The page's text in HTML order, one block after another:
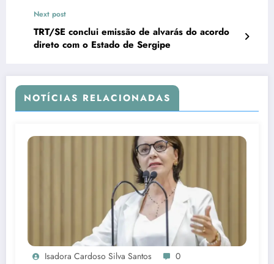
Next post
TRT/SE conclui emissão de alvarás do acordo
direto com o Estado de Sergipe
NOTÍCIAS RELACIONADAS
Isadora Cardoso Silva Santos 0